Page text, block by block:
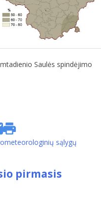
Saulės spindėjimo
sąlygų
pirmasis